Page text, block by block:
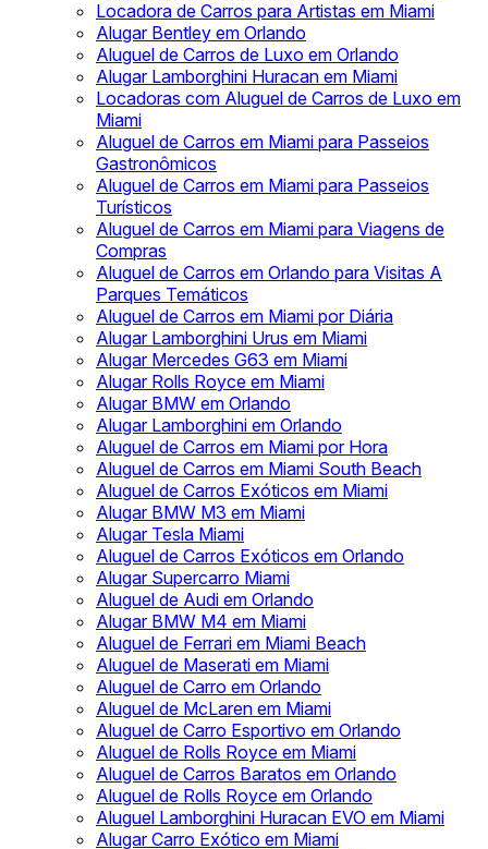
Locadora de Carros para Artistas em Miami
Alugar Bentley em Orlando
Aluguel de Carros de Luxo em Orlando
Alugar Lamborghini Huracan em Miami
Locadoras com Aluguel de Carros de Luxo em
Miami
Aluguel de Carros em Miami para Passeios
Gastronômicos
Aluguel de Carros em Miami para Passeios
Turísticos
Aluguel de Carros em Miami para Viagens de
Compras
Aluguel de Carros em Orlando para Visitas A
Parques Temáticos
Aluguel de Carros em Miami por Diária
Alugar Lamborghini Urus em Miami
Alugar Mercedes G63 em Miami
Alugar Rolls Royce em Miami
Alugar BMW em Orlando
Alugar Lamborghini em Orlando
Aluguel de Carros em Miami por Hora
Aluguel de Carros em Miami South Beach
Aluguel de Carros Exóticos em Miami
Alugar BMW M3 em Miami
Alugar Tesla Miami
Aluguel de Carros Exóticos em Orlando
Alugar Supercarro Miami
Aluguel de Audi em Orlando
Alugar BMW M4 em Miami
Aluguel de Ferrari em Miami Beach
Aluguel de Maserati em Miami
Aluguel de Carro em Orlando
Aluguel de McLaren em Miami
Aluguel de Carro Esportivo em Orlando
Aluguel de Rolls Royce em Miami
Aluguel de Carros Baratos em Orlando
Aluguel de Rolls Royce em Orlando
Aluguel Lamborghini Huracan EVO em Miami
Alugar Carro Exótico em Miami